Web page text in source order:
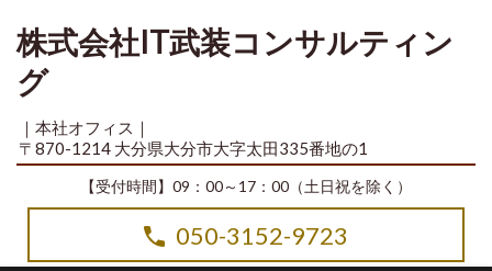
株式会社IT武装コンサルティン
グ
｜本社オフィス｜
〒870-1214 大分県大分市大字太田335番地の1
【受付時間】09：00～17：00（土日祝を除く）
050-3152-9723